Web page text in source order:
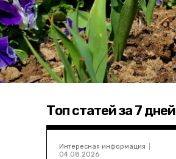
Топ статей за 7 дней
Интересная информация
04.08.2026